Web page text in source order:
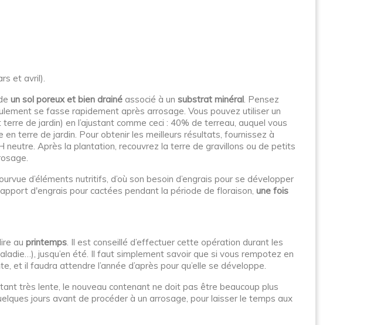
et avril).
un sol poreux et bien drainé associé à un substrat minéral. Pensez
se fasse rapidement après arrosage. Vous pouvez utiliser un
de jardin) en l’ajustant comme ceci : 40% de terreau, auquel vous
terre de jardin. Pour obtenir les meilleurs résultats, fournissez à
neutre. Après la plantation, recouvrez la terre de gravillons ou de petits
d’éléments nutritifs, d’où son besoin d’engrais pour se développer
d'engrais pour cactées pendant la période de floraison, une fois
au printemps. Il est conseillé d’effectuer cette opération durant les
jusqu’en été. Il faut simplement savoir que si vous rempotez en
il faudra attendre l’année d’après pour qu’elle se développe.
très lente, le nouveau contenant ne doit pas être beaucoup plus
jours avant de procéder à un arrosage, pour laisser le temps aux